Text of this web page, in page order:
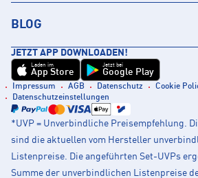
BLOG
JETZT APP DOWNLOADEN!
Laden im
App Store
Jetzt bei
Google Play
Impressum AGB Datenschutz
Cookie
Datenschutzeinstellungen
*UVP = Unverbindliche Preisempfehlung.
sind die aktuellen vom Hersteller
Listenpreise. Die angeführten Set-UVPs
Summe der unverbindlichen Listenpreise